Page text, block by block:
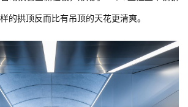
动扶梯三侧栏板，形成了一个U型拉丝不锈钢
的拱顶反而比有吊顶的天花更清爽。